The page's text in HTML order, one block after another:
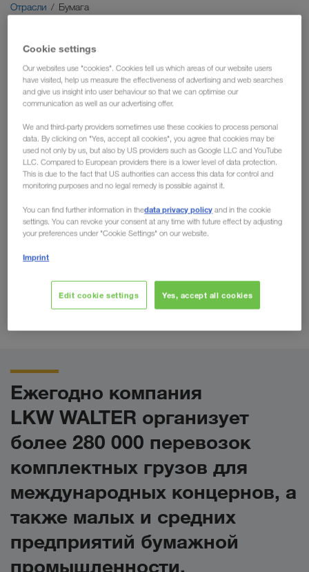
Отрасли
Отрасли Бумага
Перевозка бумаги - Ваш
партнер для перевозки
бумаги по всей Европе
Хотите найти надежного транспортного партнера для
перевозки больших объемов продукции, который также
гарантирует стабильность во время колебания спроса на
рынке? Ищете идеального перевозчика для
LKW WALTER подходит вам.
Будь то целлюлоза, бумага-основа, упаковочная бумага
являются такими же индивидуальными, как
ваши продукты и пожелания. Почувствуйте
Ежегодно компания
LKW WALTER организует
более 280 000 перевозок
комплектных грузов для
международных концернов, а
также малых и средних
предприятий бумажной
промышленности.
Cookie settings
Our websites use "cookies". Cookies tell us which areas of our website users
have visited, help us measure the effectiveness of advertising and web searches
and give us insight into user behaviour so that we can optimise our
communication as well as our advertising offer.
We and third-party providers sometimes use these cookies to process personal
data. By clicking on "Yes, accept all cookies", you agree that cookies may be
used not only by us, but also by US providers such as Google LLC and YouTube
LLC. Compared to European providers there is a lower level of data protection.
This is due to the fact that US authorities can access this data for control and
monitoring purposes and no legal remedy is possible against it.
You can find further information in thedata privacy policy and in the cookie
settings. You can revoke your consent at any time with future effect by adjusting
your preferences under "Cookie Settings" on our website.
Imprint
Edit cookie settings Yes, accept all cookies